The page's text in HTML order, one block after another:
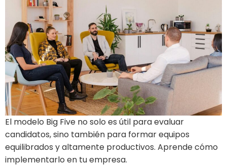
El modelo Big Five no solo es útil para evaluar
candidatos, sino también para formar equipos
equilibrados y altamente productivos. Aprende cómo
implementarlo en tu empresa.